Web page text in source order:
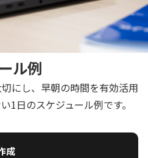
ル例
にし、早朝の時間を有効活用
1日のスケジュール例です。
成